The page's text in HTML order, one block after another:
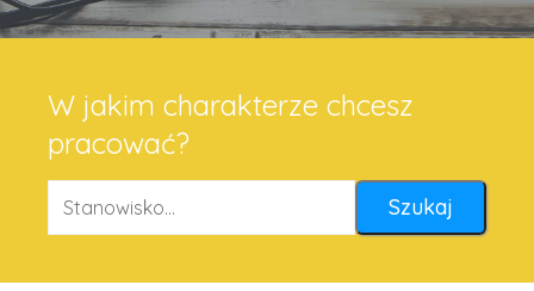
W jakim charakterze chcesz
pracować?